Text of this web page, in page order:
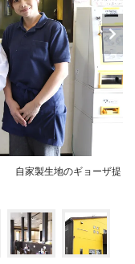
自家製生地のギョーザ提